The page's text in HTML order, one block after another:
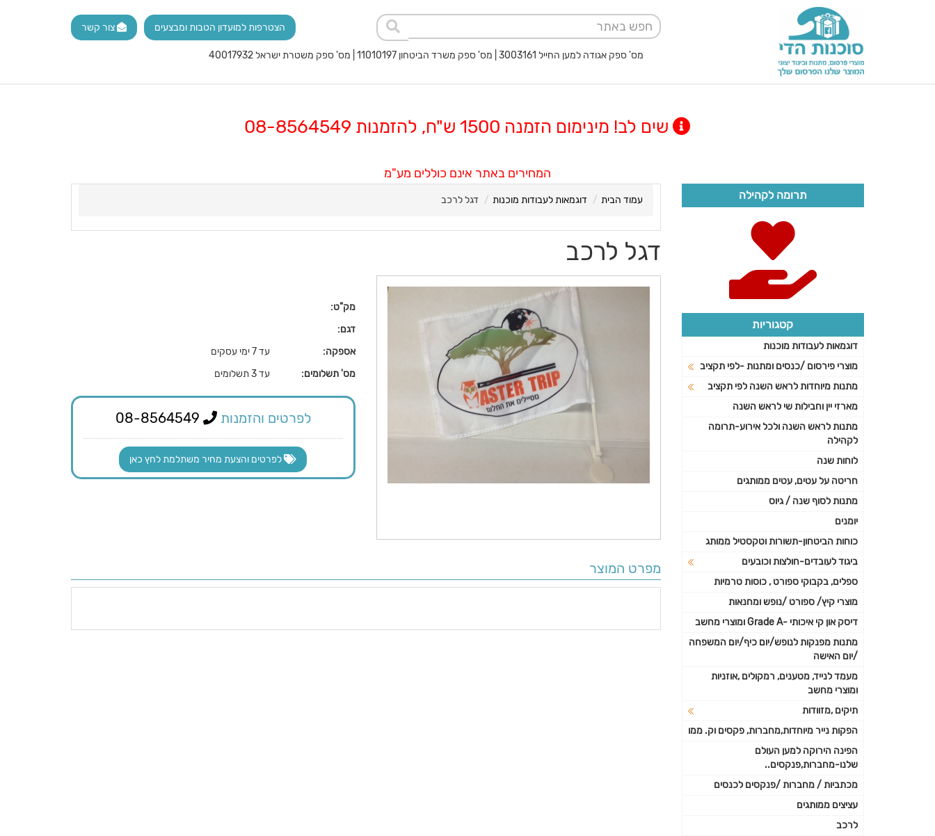
צור קשר הצטרפות למועדון הטבות ומבצעים
מס' ספק אגודה למען החייל 3003161 | מס' ספק משרד הביטחון 11010197 | מס' ספק משטרת ישראל 40017932
שים לב! מינימום הזמנה 1500 ש"ח, להזמנות 08-8564549
המחירים באתר אינם כוללים מע"מ
עמוד הבית דוגמאות לעבודות מוכנות דגל לרכב
דגל לרכב
מק"ט:
דגם:
אספקה:
עד 7 ימי עסקים
מס' תשלומים:
עד 3 תשלומים
לפרטים והזמנות
לפרטים והצעת מחיר משתלמת לחץ כאן
מפרט המוצר
תרומה לקהילה
קטגוריות
דוגמאות לעבודות מוכנות
מוצרי פירסום /כנסים ומתנות -לפי תקציב
מתנות מיוחדות לראש השנה לפי תקציב
מארזי יין וחבילות שי לראש השנה
מתנות לראש השנה ולכל אירוע-תרומה
לקהילה
לוחות שנה
חריטה על עטים, עטים ממותגים
מתנות לסוף שנה / גיוס
יומנים
כוחות הביטחון-תשורות וטקסטיל ממותג
ביגוד לעובדים-חולצות וכובעים
ספלים, בקבוקי ספורט , כוסות טרמיות
מוצרי קיץ/ ספורט /נופש ומחנאות
דיסק און קי איכותי -Grade A ומוצרי מחשב
מתנות מפנקות לנופש/יום כיף/יום המשפחה
/יום האישה
מעמד לנייד, מטענים, רמקולים ,אוזניות
ומוצרי מחשב
תיקים ,מזוודות
הפקות נייר מיוחדות,מחברות, פקסים וק. ממו
הפינה הירוקה למען העולם
שלנו-מחברות,פנקסים..
מכתביות / מחברות /פנקסים לכנסים
עציצים ממותגים
לרכב